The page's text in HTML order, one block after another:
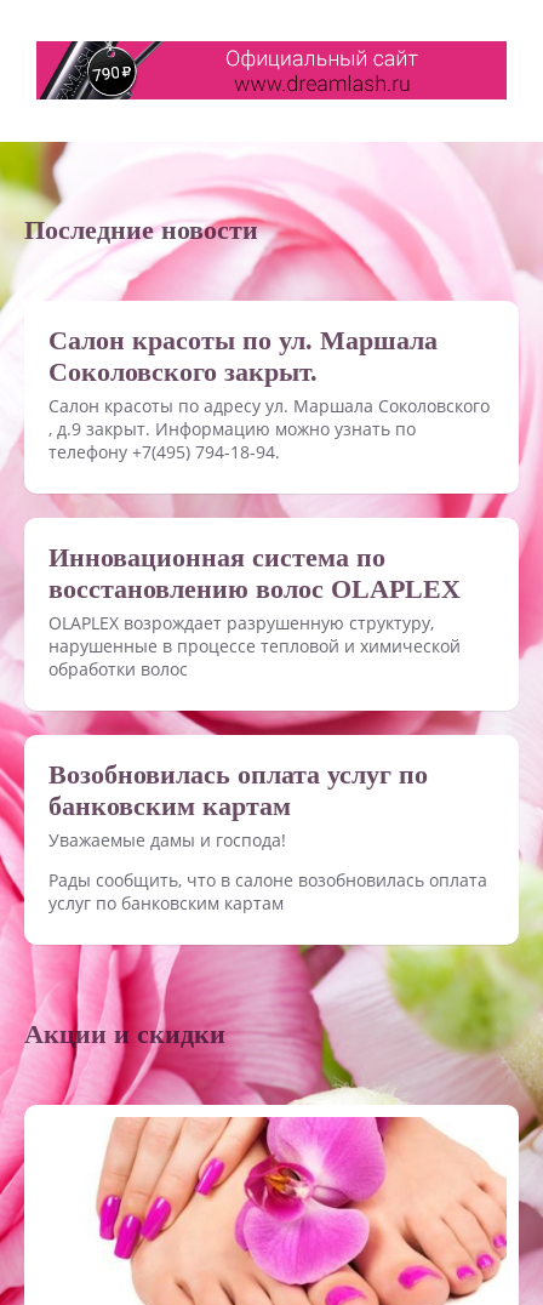
Последние новости
Салон красоты по ул. Маршала
Соколовского закрыт.
Салон красоты по адресу ул. Маршала Соколовского
, д.9 закрыт. Информацию можно узнать по
телефону +7(495) 794-18-94.
Инновационная система по
восстановлению волос OLAPLEX
OLAPLEX возрождает разрушенную структуру,
нарушенные в процессе тепловой и химической
обработки волос
Возобновилась оплата услуг по
банковским картам
Уважаемые дамы и господа!
Рады сообщить, что в салоне возобновилась оплата
услуг по банковским картам
Акции и скидки